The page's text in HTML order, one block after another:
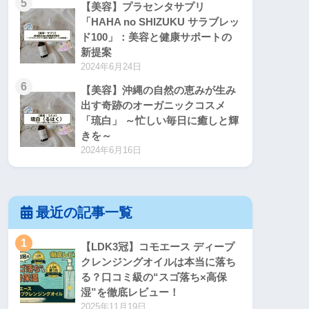
【美容】プラセンタサプリ
「HAHA no SHIZUKU サラブレッ
ド100」：美容と健康サポートの
新提案
2024年6月24日
6
【美容】沖縄の自然の恵みが生み
出す奇跡のオーガニックコスメ
「琉白」 ～忙しい毎日に癒しと輝
きを～
2024年6月16日
最近の記事一覧
1
【LDK3冠】コモエース ディープ
クレンジングオイルは本当に落ち
る？口コミ級の“スゴ落ち×高保
湿”を徹底レビュー！
2025年11月19日